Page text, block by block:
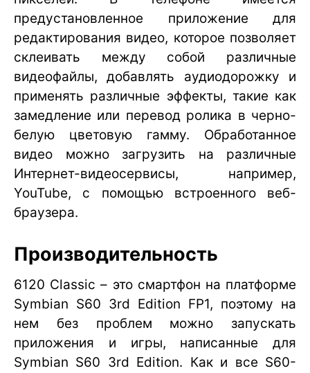
предустановленное приложение для
редактирования видео, которое позволяет
склеивать между собой различные
видеофайлы, добавлять аудиодорожку и
применять различные эффекты, такие как
замедление или перевод ролика в черно-
белую цветовую гамму. Обработанное
видео можно загрузить на различные
Интернет-видеосервисы, например,
YouTube, с помощью встроенного веб-
браузера.
Производительность
6120 Classic – это смартфон на платформе
Symbian S60 3rd Edition FP1, поэтому на
нем без проблем можно запускать
приложения и игры, написанные для
Symbian S60 3rd Edition. Как и все S60-